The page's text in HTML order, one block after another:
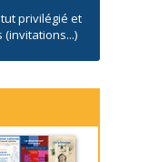
privilégié et